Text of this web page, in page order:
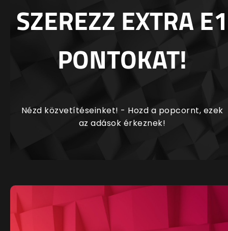
SZEREZZ EXTRA E1
PONTOKAT!
Nézd közvetítéseinket! - Hozd a popcornt, ezek
az adások érkeznek!